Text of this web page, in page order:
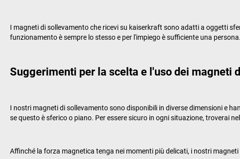
I magneti di sollevamento che ricevi su kaiserkraft sono adatti a oggetti
funzionamento è sempre lo stesso e per l'impiego è sufficiente una persona.
Suggerimenti per la scelta e l'uso dei magneti
I nostri magneti di sollevamento sono disponibili in diverse dimensioni e
se questo è sferico o piano. Per essere sicuro in ogni situazione, troverai
Affinché la forza magnetica tenga nei momenti più delicati, i nostri